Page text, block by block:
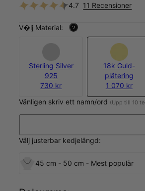
4.7 11 Recensioner
V�lj Material: ?
Sterling Silver
925
730 kr
18k Guld-
plätering
1 070 kr
Vänligen skriv ett namn/ord (Upp till 10
Välj justerbar kedjelängd:
45 cm - 50 cm - Mest populär